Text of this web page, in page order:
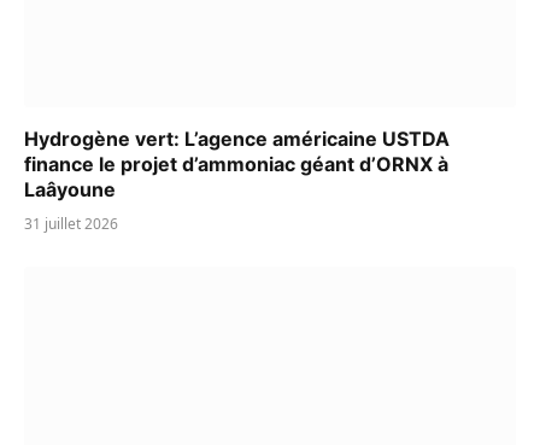
Hydrogène vert: L’agence américaine USTDA
finance le projet d’ammoniac géant d’ORNX à
Laâyoune
31 juillet 2026